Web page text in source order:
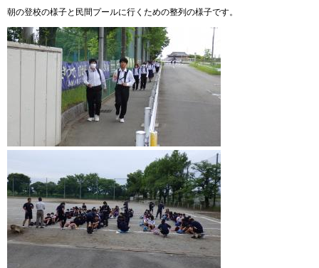
朝の登校の様子と民間プールに行くための整列の様子です。